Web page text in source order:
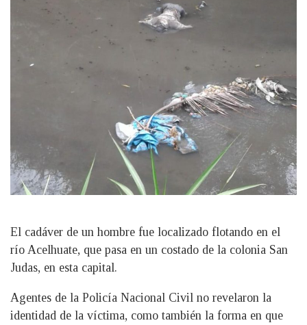
El cadáver de un hombre fue localizado flotando en el
río Acelhuate, que pasa en un costado de la colonia San
Judas, en esta capital.
Agentes de la Policía Nacional Civil no revelaron la
identidad de la víctima, como también la forma en que